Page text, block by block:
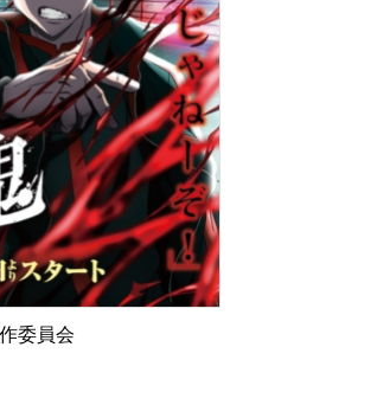
委員会